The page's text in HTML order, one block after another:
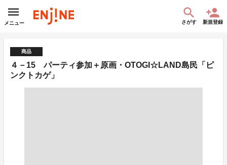
メニュー さがす 新規登録
商品
４－15 パーティ参加＋原画・OTOGI☆LAND島民「ピ
ンクトカゲ」